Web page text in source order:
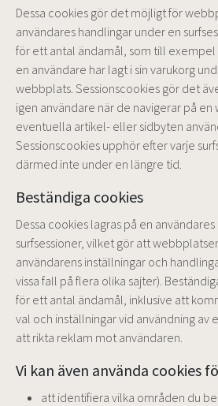
Dessa cookies gör det möjligt för
användares handlingar under en
för ett antal ändamål, som till exempel
en användare har lagt i sin varukorg
webbplats. Sessionscookies gör det
igen användare när de navigerar på
eventuella artikel- eller sidbyten
Sessionscookies upphör efter varje
därmed inte under en längre tid.
Beständiga cookies
Dessa cookies lagras på en
surfsessioner, vilket gör att
användarens inställningar och
vissa fall på flera olika sajter).
för ett antal ändamål, inklusive att
val och inställningar vid användning av
att rikta reklam mot användaren.
Vi kan även använda cookies
att identifiera vilka områden du